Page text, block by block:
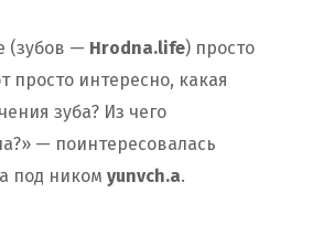
(зубов — Hrodna.life) просто
просто интересно, какая
зуба? Из чего
— поинтересовалась
под ником yunvch.a.